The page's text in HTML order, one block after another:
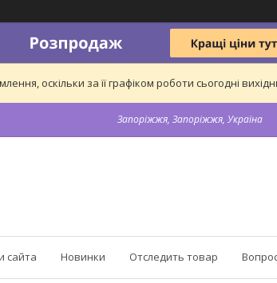
оскільки за її графіком роботи сьогодні
Запоріжжя, Запоріжжя, Україна
сайта Новинки Отследить товар